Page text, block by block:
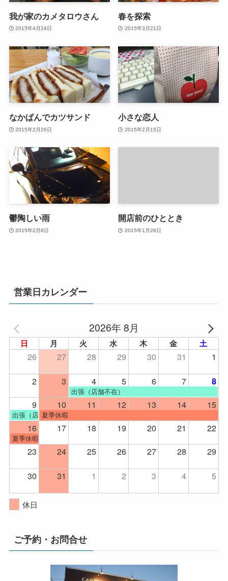
我が家のカメタロウさん
2015年4月24日
春を探索
2015年3月21日
なかぱんでカツサンド
2015年2月26日
小さな恋人
2015年2月15日
鬱陶しい雨
2015年2月8日
開店前のひととき
2015年1月28日
営業日カレンダー
2026年 8月
日 月 火 水 木 金 土
26 27 28 29 30 31
1
2
3 4 5 6 7 8
出張（店舗不在）
9 10 11 12 13 14 15
出張（店舗不在）
夏季休暇
16 17 18 19 20 21 22
夏季休暇
23 24 25 26 27 28
29
30
31 1 2 3 4 5
休日
ご予約・お問合せ